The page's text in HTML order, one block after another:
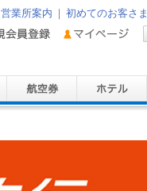
営業所案内 初めてのお客さま